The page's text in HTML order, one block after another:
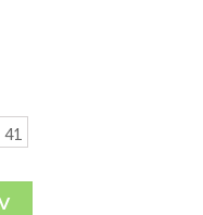
41
antal